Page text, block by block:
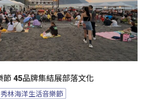
節 45品牌集結展部落文化
秀林海洋生活音樂節